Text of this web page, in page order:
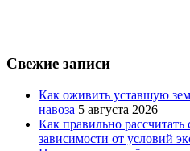
Свежие записи
Как оживить уставшую
навоза 5 августа 2026
Как правильно
зависимости от условий